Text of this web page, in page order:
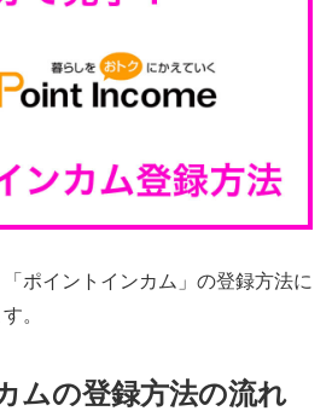
ポイントインカム」の登録方法に
。
ムの登録方法の流れ